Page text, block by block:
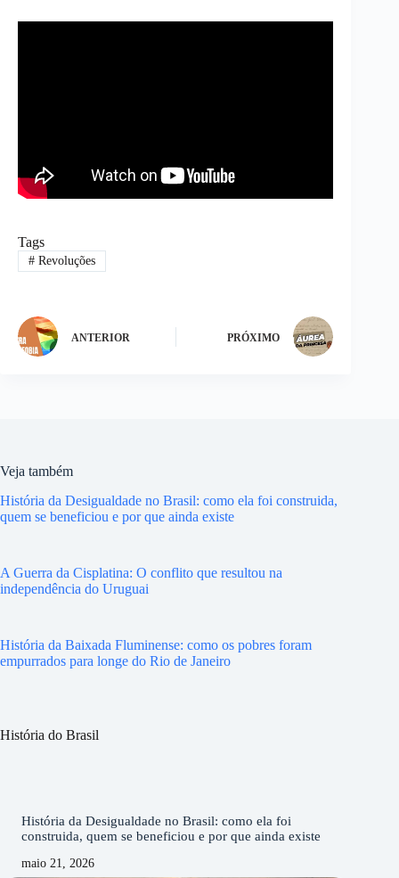
Tags
#Revoluções
ANTERIOR PRÓXIMO
Veja também
História da Desigualdade no Brasil: como ela foi construida,
quem se beneficiou e por que ainda existe
A Guerra da Cisplatina: O conflito que resultou na
independência do Uruguai
História da Baixada Fluminense: como os pobres foram
empurrados para longe do Rio de Janeiro
História do Brasil
História da Desigualdade no Brasil: como ela foi
construida, quem se beneficiou e por que ainda existe
maio 21, 2026